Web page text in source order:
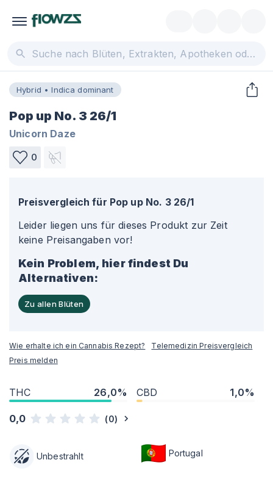
Hybrid • Indica dominant
Pop up No. 3 26/1
Unicorn Daze
0
Preisvergleich für Pop up No. 3 26/1
Leider liegen uns für dieses Produkt zur Zeit
keine Preisangaben vor!
Kein Problem, hier findest Du
Alternativen:
Zu allen Blüten
Wie erhalte ich ein Cannabis Rezept?
Telemedizin Preisvergleich
Preis melden
THC 26,0% CBD 1,0%
0,0 (0)
Unbestrahlt Portugal